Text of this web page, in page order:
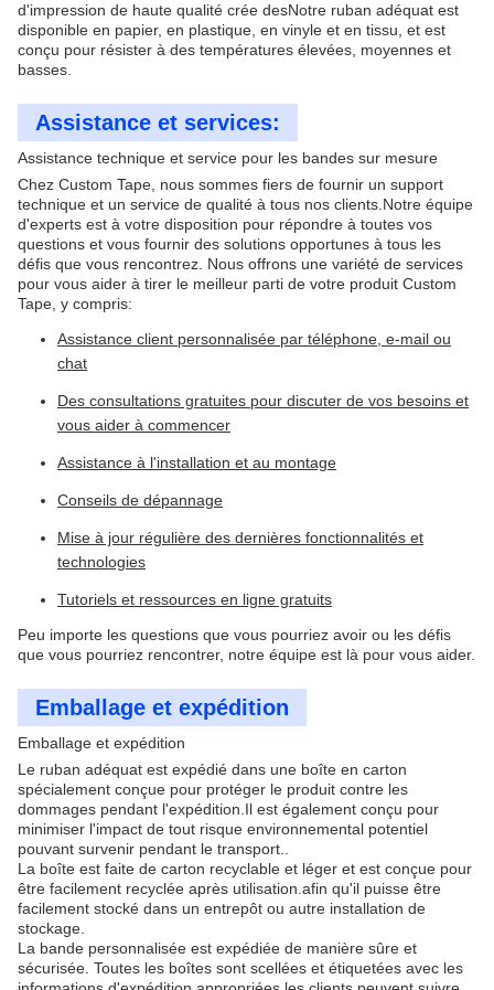
d'impression de haute qualité crée desNotre ruban adéquat est
disponible en papier, en plastique, en vinyle et en tissu, et est
conçu pour résister à des températures élevées, moyennes et
basses.
Assistance et services:
Assistance technique et service pour les bandes sur mesure
Chez Custom Tape, nous sommes fiers de fournir un support
technique et un service de qualité à tous nos clients.Notre équipe
d'experts est à votre disposition pour répondre à toutes vos
questions et vous fournir des solutions opportunes à tous les
défis que vous rencontrez. Nous offrons une variété de services
pour vous aider à tirer le meilleur parti de votre produit Custom
Tape, y compris:
Assistance client personnalisée par téléphone, e-mail ou
chat
Des consultations gratuites pour discuter de vos besoins et
vous aider à commencer
Assistance à l'installation et au montage
Conseils de dépannage
Mise à jour régulière des dernières fonctionnalités et
technologies
Tutoriels et ressources en ligne gratuits
Peu importe les questions que vous pourriez avoir ou les défis
que vous pourriez rencontrer, notre équipe est là pour vous aider.
Emballage et expédition
Emballage et expédition
Le ruban adéquat est expédié dans une boîte en carton
spécialement conçue pour protéger le produit contre les
dommages pendant l'expédition.Il est également conçu pour
minimiser l'impact de tout risque environnemental potentiel
pouvant survenir pendant le transport..
La boîte est faite de carton recyclable et léger et est conçue pour
être facilement recyclée après utilisation.afin qu'il puisse être
facilement stocké dans un entrepôt ou autre installation de
stockage.
La bande personnalisée est expédiée de manière sûre et
sécurisée. Toutes les boîtes sont scellées et étiquetées avec les